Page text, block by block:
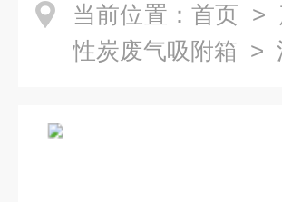
当前位置： 首页 >
性炭废气吸附箱 >